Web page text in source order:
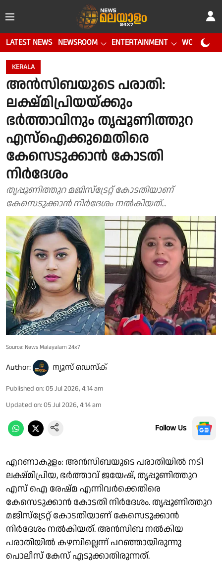
LATEST NEWS NEWSROOM ENTERTAINMENT WORLD CUP
KERALA
അൻസിബയുടെ പരാതി:
ലക്ഷ്മിപ്രിയയ്ക്കും
ഭർത്താവിനും തൃപ്പൂണിത്തുറ
എസ്ഐക്കുമെതിരെ
കേസെടുക്കാൻ കോടതി
നിർദേശം
തൃപ്പൂണിത്തുറ മജിസ്‌ട്രേറ്റ് കോടതിയാണ്
കേസെടുക്കാൻ നിർദേശം നൽകിയത്...
Source: News Malayalam 24x7
Author: ന്യൂസ് ഡെസ്ക്
Published on: 05 Jul 2026, 4:14 am
Updated on: 05 Jul 2026, 4:14 am
Follow Us
എറണാകുളം: അൻസിബയുടെ പരാതിയിൽ നടി
ലക്ഷ്മിപ്രിയ, ഭർത്താവ് ജയേഷ്, തൃപ്പൂണിത്തുറ
എസ് ഐ രേഷ്മ എന്നിവർക്കെതിരെ
കേസെടുക്കാൻ കോടതി നിർദേശം. തൃപ്പൂണിത്തുറ
മജിസ്‌ട്രേറ്റ് കോടതിയാണ് കേസെടുക്കാൻ
നിർദേശം നൽകിയത്. അൻസിബ നൽകിയ
പരാതിയിൽ കഴമ്പില്ലെന്ന് പറഞ്ഞായിരുന്നു
പൊലീസ് കേസ് എടുക്കാതിരുന്നത്.